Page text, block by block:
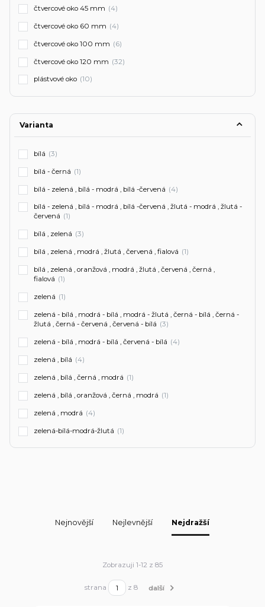
čtvercové oko 45 mm (4)
čtvercové oko 60 mm (4)
čtvercové oko 100 mm (6)
čtvercové oko 120 mm (32)
plástvové oko (10)
Varianta
bílá (3)
bílá - černá (1)
bílá - zelená , bílá - modrá , bílá -červená (4)
bílá - zelená , bílá - modrá , bílá -červená , žlutá - modrá , žlutá -
červená (1)
bílá , zelená (3)
bílá , zelená , modrá , žlutá , červená , fialová (1)
bílá , zelená , oranžová , modrá , žlutá , červená , černá ,
fialová (1)
zelená (1)
zelená - bílá , modrá - bílá , modrá - žlutá , černá - bílá , černá -
žlutá , černá - červená , červená - bílá (3)
zelená - bílá , modrá - bílá , červená - bílá (4)
zelená , bílá (4)
zelená , bílá , černá , modrá (1)
zelená , bílá , oranžová , černá , modrá (1)
zelená , modrá (4)
zelená-bílá-modrá-žlutá (1)
Nejnovější Nejlevnější Nejdražší
Zobrazuji 1-12 z 85
strana z 8 další